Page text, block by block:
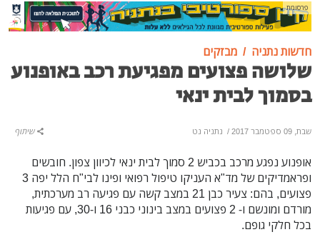
פרסומת
חדשות נתניה מבזקים
שלושה פצועים מפגיעת רכב באופנוע
בסמוך לבית ינאי
שבת, 09 ספטמבר 2017 / נתניה נט שיתוף
אופנוע נפגע מרכב בכביש 2 סמוך לבית ינאי לכיוון צפון. חובשים
ופראמדיקים של מד"א העניקו טיפול רפואי ופינו לבי"ח הלל יפה 3
פצועים, בהם: צעיר כבן 21 במצב קשה עם פגיעה רב מערכתית,
מורדם ומונשם ו- 2 פצועים במצב בינוני כבני 16 ו-30, עם פגיעות
בכל חלקי גופם.